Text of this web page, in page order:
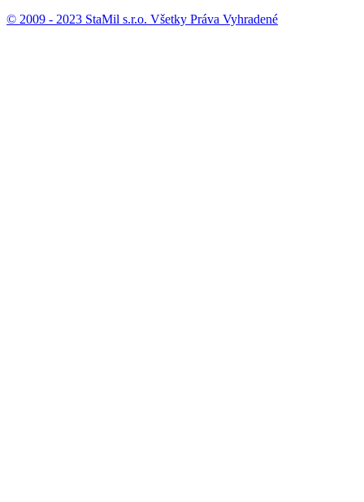
© 2009 - 2023 StaMil s.r.o. Všetky Práva Vyhradené